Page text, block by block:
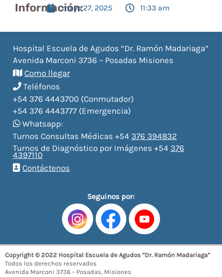
Información:mayo 27, 2025 11:33 am
Hospital Escuela de Agudos “Dr. Ramón Madariaga”
Avenida Marconi 3736 – Posadas Misiones
Como llegar
Teléfonos
+54 376 4443700 (Conmutador)
+54 376 4443777 (Emergencia)
Whatsapp:
Turnos Consultas Médicas +54 376 394832
Turnos de Diagnóstico por Imágenes +54 376
4397110
Contáctenos
Seguinos por:
Copyright © 2022 Hospital Escuela de Agudos “Dr. Ramón Madariaga”
Todos los derechos reservados
Avenida Marconi 3736 – Posadas, Misiones